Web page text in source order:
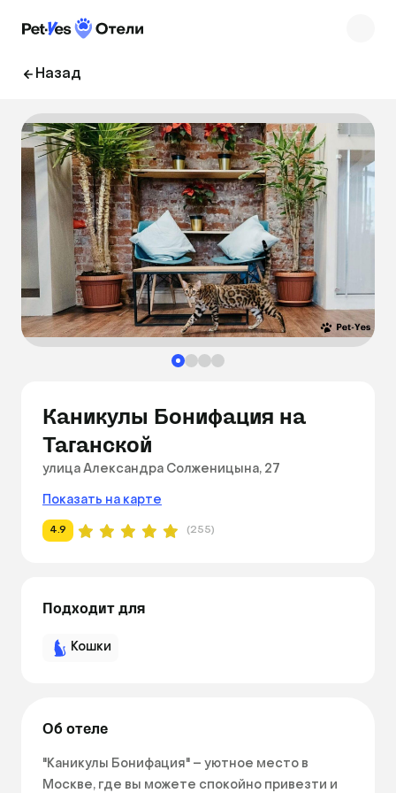
Назад
Каникулы Бонифация на
Таганской
улица Александра Солженицына, 27
Показать на карте
4.9 (255)
Подходит для
Кошки
Об отеле
"Каникулы Бонифация" – уютное место в
Москве, где вы можете спокойно привезти и